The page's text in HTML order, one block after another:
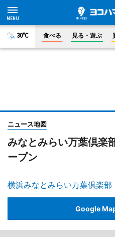
30°C 食べる 見る・遊ぶ
ニュース地図
みなとみらい万葉倶楽
ープン
横浜みなとみらい万葉倶楽部
Google